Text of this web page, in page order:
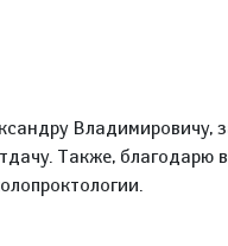
Владимировичу,
Также, благодарю